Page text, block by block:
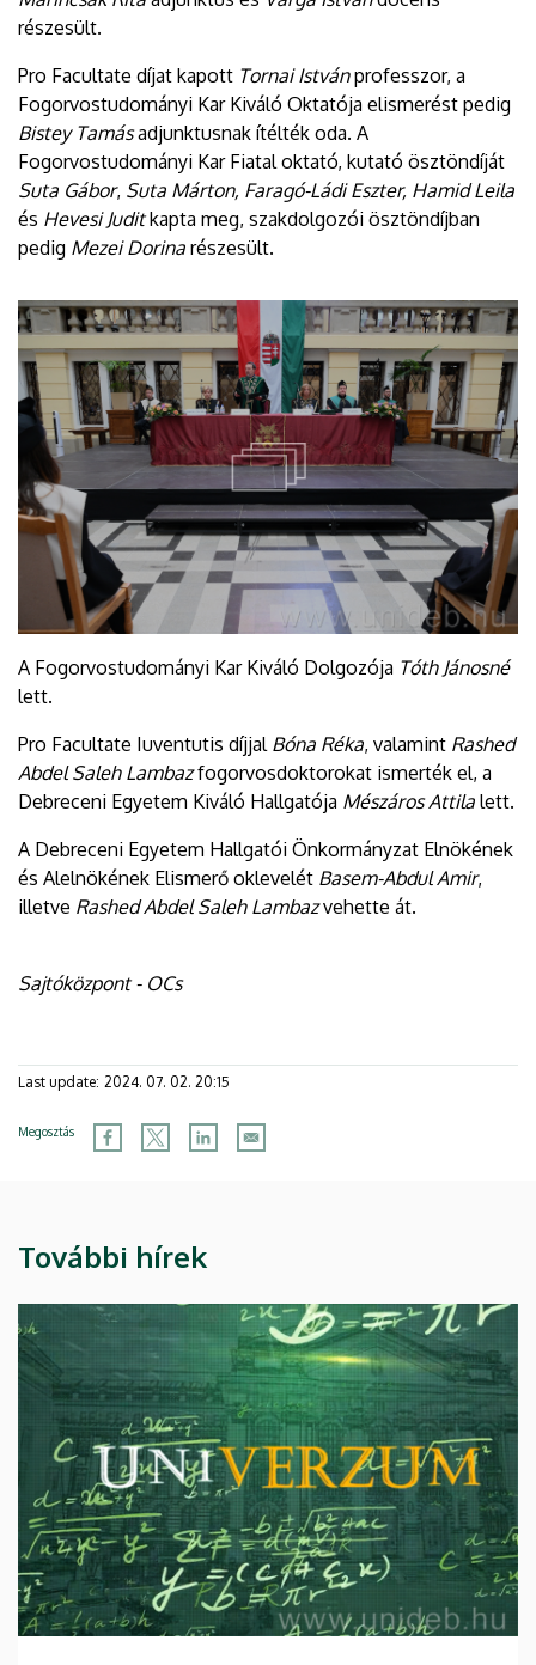
részesült.
Pro Facultate díjat kapott Tornai Istvánprofesszor, a
Fogorvostudományi Kar Kiváló Oktatója elismerést pedig
Bistey Tamásadjunktusnak ítélték oda. A
Fogorvostudományi Kar Fiatal oktató, kutató ösztöndíját
Suta Gábor, Suta Márton, Faragó-Ládi Eszter, Hamid Leila
és Hevesi Juditkapta meg, szakdolgozói ösztöndíjban
pedig Mezei Dorina részesült.
A Fogorvostudományi Kar Kiváló Dolgozója Tóth Jánosné
lett.
Pro Facultate Iuventutis díjjal Bóna Réka, valamint Rashed
Abdel Saleh Lambazfogorvosdoktorokat ismerték el, a
Debreceni Egyetem Kiváló Hallgatója Mészáros Attila lett.
A Debreceni Egyetem Hallgatói Önkormányzat Elnökének
és Alelnökének Elismerő oklevelét Basem-Abdul Amir,
illetve Rashed Abdel Saleh Lambazvehette át.
Sajtóközpont - OCs
Last update: 2024. 07. 02. 20:15
Megosztás
További hírek